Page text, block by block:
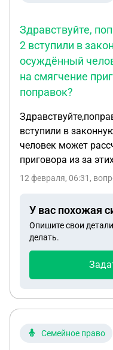
принятый для
2020 года и
потом заново
застройщика со
пени, ущерб, юр.
застройщика
рассчитать это все… Дайте пжл Расклад по
вопросу. На
нашел, что такие
иногда решаются в
кооперативы (ЖСК)
альтернативный
граждан на
отличие от
ЖСК формально не
предусмотренных
квартиры.
возможна.
Здравствуйте,
2 вступили в
осуждённый
на смягчение
поправок?
вступили в
человек может
приговора из за
12 февраля, 06:31 ,
У вас похожая
Опишите свои
делать.
Семейное право